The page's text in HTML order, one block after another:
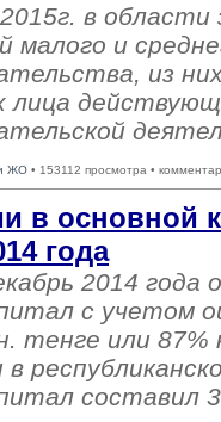
в
малого и
из
лица
ЖО • 153112 просмотра •
в основной
года
2014 года
с учетом
тенге или 87%
составил